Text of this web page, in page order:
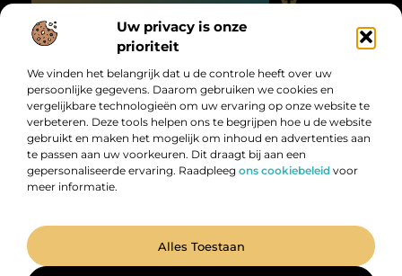
Uw privacy is onze
prioriteit
We vinden het belangrijk dat u de controle heeft over uw
persoonlijke gegevens. Daarom gebruiken we cookies en
vergelijkbare technologieën om uw ervaring op onze website te
verbeteren. Deze tools helpen ons te begrijpen hoe u de website
gebruikt en maken het mogelijk om inhoud en advertenties aan
te passen aan uw voorkeuren. Dit draagt bij aan een
gepersonaliseerde ervaring. Raadpleeg ons cookiebeleid voor
meer informatie.
Alles Toestaan
Bericht categorie
Digitalk.nl – Ontdek, leer en praat mee!
@2025 All Right Reserved. Design by